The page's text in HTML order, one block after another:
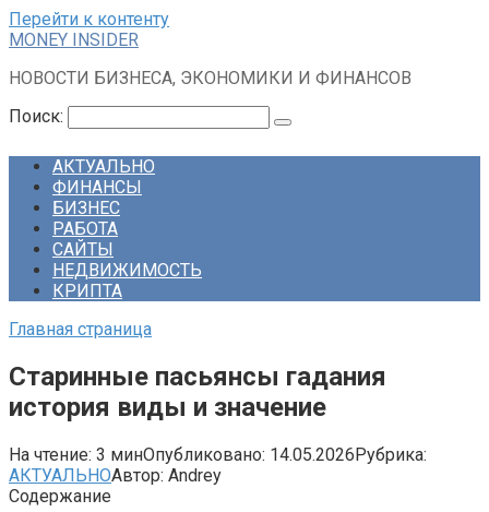
Перейти к контенту
MONEY INSIDER
НОВОСТИ БИЗНЕСА, ЭКОНОМИКИ И ФИНАНСОВ
Поиск:
АКТУАЛЬНО
ФИНАНСЫ
БИЗНЕС
РАБОТА
САЙТЫ
НЕДВИЖИМОСТЬ
КРИПТА
Главная страница
Старинные пасьянсы гадания
история виды и значение
На чтение: 3 минОпубликовано: 14.05.2026Рубрика:
АКТУАЛЬНОАвтор: Andrey
Содержание